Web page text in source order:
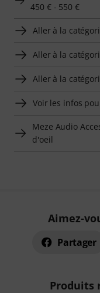
450 € - 550 €
Aller à la
Aller à la
Aller à la
Voir les infos
Meze Audio
d'oeil
Aimez-
Partager
Produits